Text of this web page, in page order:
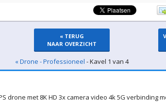
« TERUG
NAAR OVERZICHT
« Drone - Professioneel - Kavel 1 van 4
drone met 8K HD 3x camera video 4k 5G verbinding